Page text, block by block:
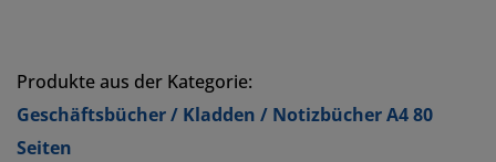
Produkte aus der Kategorie:
Geschäftsbücher / Kladden / Notizbücher A4 80
Seiten